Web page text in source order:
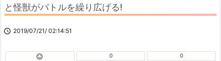
と怪獣がバトルを繰り広げる!
 2019/07/21/ 02:14:51
 0 0